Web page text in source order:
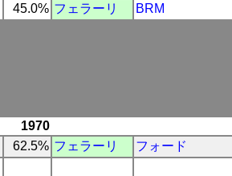
45.0% フェラーリ BRM
1970
62.5% フェラーリ フォード